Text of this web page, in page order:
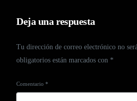
Deja una respuesta
Tu dirección de correo electrónico no
obligatorios están marcados con *
Comentario*